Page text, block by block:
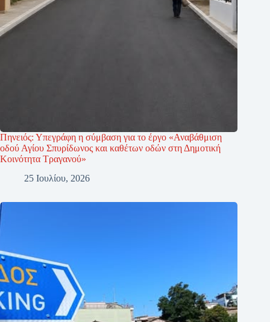
Πηνειός: Υπεγράφη η σύμβαση για το έργο «Αναβάθμιση
οδού Αγίου Σπυρίδωνος και καθέτων οδών στη Δημοτική
Κοινότητα Τραγανού»
25 Ιουλίου, 2026